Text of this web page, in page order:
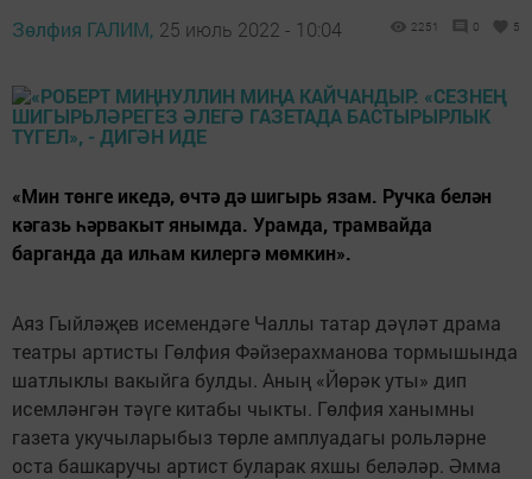
Зөлфия ГАЛИМ, 25 июль 2022 - 10:04 2251 0 5
«Мин төнге икедә, өчтә дә шигырь язам. Ручка белән
кәгазь һәрвакыт янымда. Урамда, трамвайда
барганда да илһам килергә мөмкин».
Аяз Гыйләҗев исемендәге Чаллы татар дәүләт драма
театры артисты Гөлфия Фәйзерахманова тормышында
шатлыклы вакыйга булды. Аның «Йөрәк уты» дип
исемләнгән тәүге китабы чыкты. Гөлфия ханымны
газета укучыларыбыз төрле амплуадагы рольләрне
оста башкаручы артист буларак яхшы беләләр. Әмма